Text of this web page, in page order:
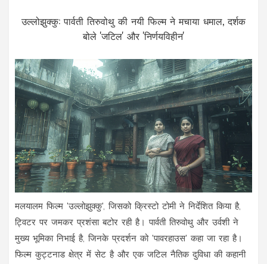
उल्लोझुक्कु: पार्वती तिरुवोथु की नयी फिल्म ने मचाया धमाल, दर्शक
बोले 'जटिल' और 'निर्णयविहीन'
मलयालम फिल्म 'उल्लोझुक्कु', जिसको क्रिस्टो टोमी ने निर्देशित किया है,
ट्विटर पर जमकर प्रशंसा बटोर रही है। पार्वती तिरुवोथु और उर्वशी ने
मुख्य भूमिका निभाई है, जिनके प्रदर्शन को 'पावरहाउस' कहा जा रहा है।
फिल्म कुट्टनाड क्षेत्र में सेट है और एक जटिल नैतिक दुविधा की कहानी